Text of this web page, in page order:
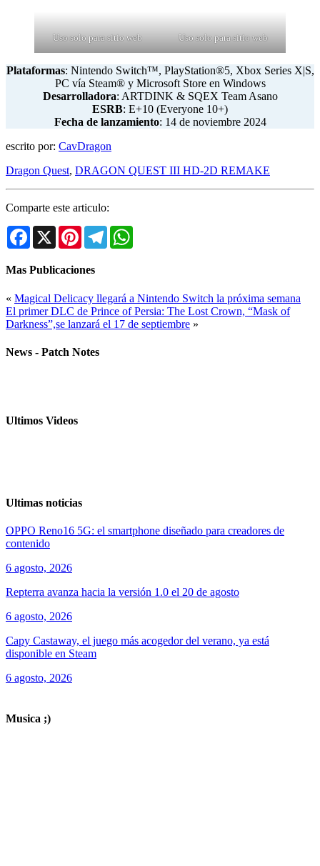
Uso solo para sitio web Uso solo para sitio web
Plataformas: Nintendo Switch™, PlayStation®5, Xbox Series X|S,
PC vía Steam® y Microsoft Store en Windows
Desarrolladora: ARTDINK & SQEX Team Asano
ESRB: E+10 (Everyone 10+)
Fecha de lanzamiento: 14 de noviembre 2024
escrito por: CavDragon
Dragon Quest, DRAGON QUEST III HD-2D REMAKE
Comparte este articulo:
Facebook
X PinterestTelegram
Mas Publicaciones
« Magical Delicacy llegará a Nintendo Switch la próxima semana
El primer DLC de Prince of Persia: The Lost Crown, “Mask of
Darkness”,se lanzará el 17 de septiembre »
News - Patch Notes
Ultimos Videos
Ultimas noticias
OPPO Reno16 5G: el smartphone diseñado para creadores de
contenido
6 agosto, 2026
Repterra avanza hacia la versión 1.0 el 20 de agosto
6 agosto, 2026
Capy Castaway, el juego más acogedor del verano, ya está
disponible en Steam
6 agosto, 2026
Musica ;)